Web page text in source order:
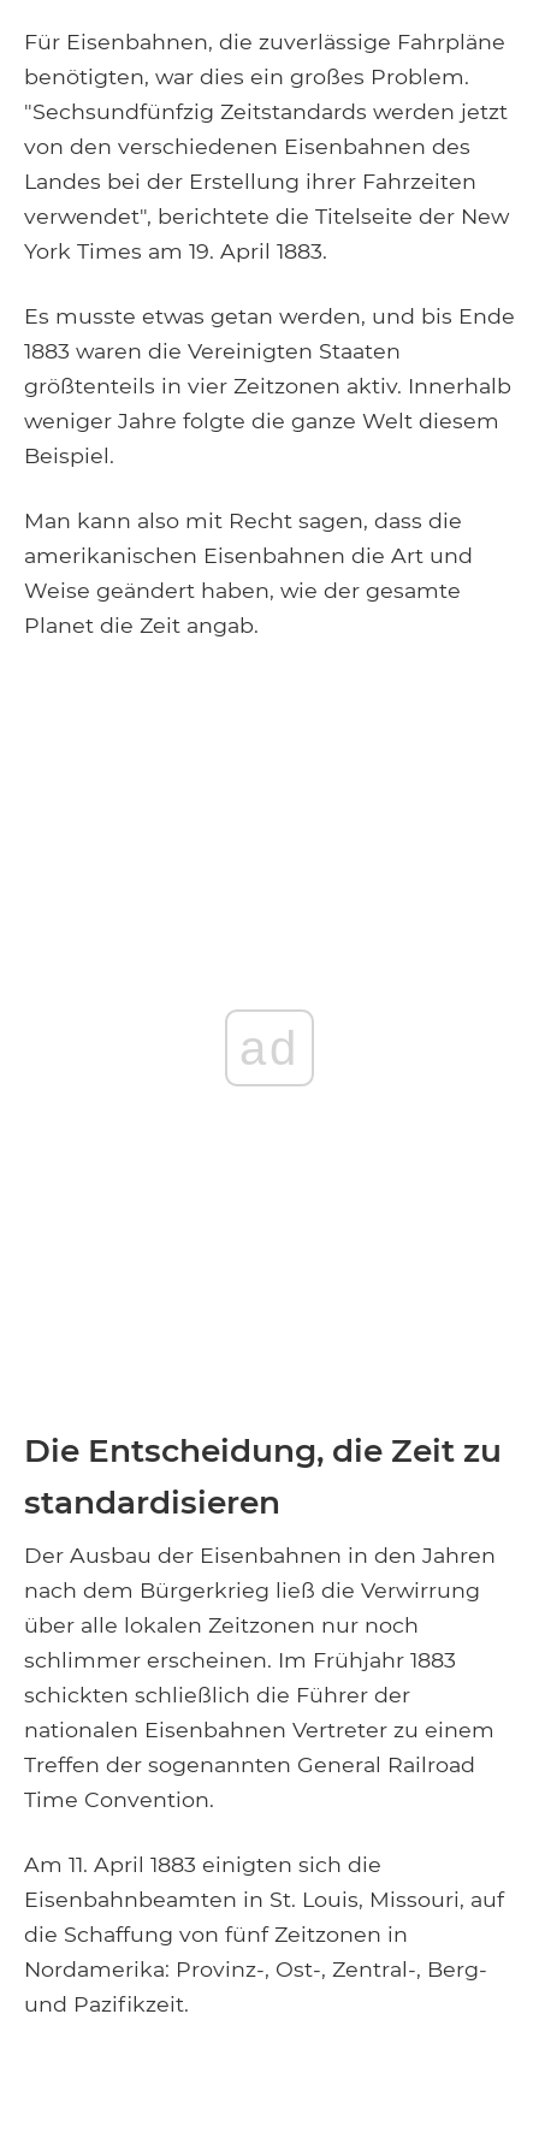
Für Eisenbahnen, die zuverlässige Fahrpläne
benötigten, war dies ein großes Problem.
"Sechsundfünfzig Zeitstandards werden jetzt
von den verschiedenen Eisenbahnen des
Landes bei der Erstellung ihrer Fahrzeiten
verwendet", berichtete die Titelseite der New
York Times am 19. April 1883.
Es musste etwas getan werden, und bis Ende
1883 waren die Vereinigten Staaten
größtenteils in vier Zeitzonen aktiv. Innerhalb
weniger Jahre folgte die ganze Welt diesem
Beispiel.
Man kann also mit Recht sagen, dass die
amerikanischen Eisenbahnen die Art und
Weise geändert haben, wie der gesamte
Planet die Zeit angab.
ad
Die Entscheidung, die Zeit zu
standardisieren
Der Ausbau der Eisenbahnen in den Jahren
nach dem Bürgerkrieg ließ die Verwirrung
über alle lokalen Zeitzonen nur noch
schlimmer erscheinen. Im Frühjahr 1883
schickten schließlich die Führer der
nationalen Eisenbahnen Vertreter zu einem
Treffen der sogenannten General Railroad
Time Convention.
Am 11. April 1883 einigten sich die
Eisenbahnbeamten in St. Louis, Missouri, auf
die Schaffung von fünf Zeitzonen in
Nordamerika: Provinz-, Ost-, Zentral-, Berg-
und Pazifikzeit.